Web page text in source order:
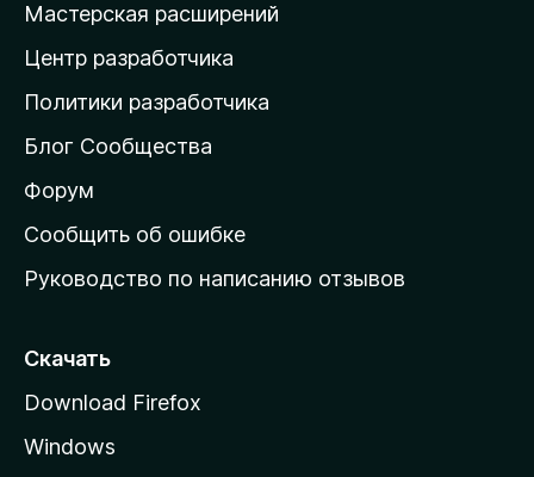
а
д
о
а
ш
н
ю
т
а
н
Мастерская расширений
Центр разработчика
Политики разработчика
Блог Сообщества
Форум
Сообщить об ошибке
Руководство по написанию отзывов
Скачать
Download Firefox
Windows